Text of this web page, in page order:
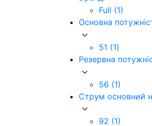
Full (1)
Основна
51 (1)
Резервна
56 (1)
Струм основний
92 (1)